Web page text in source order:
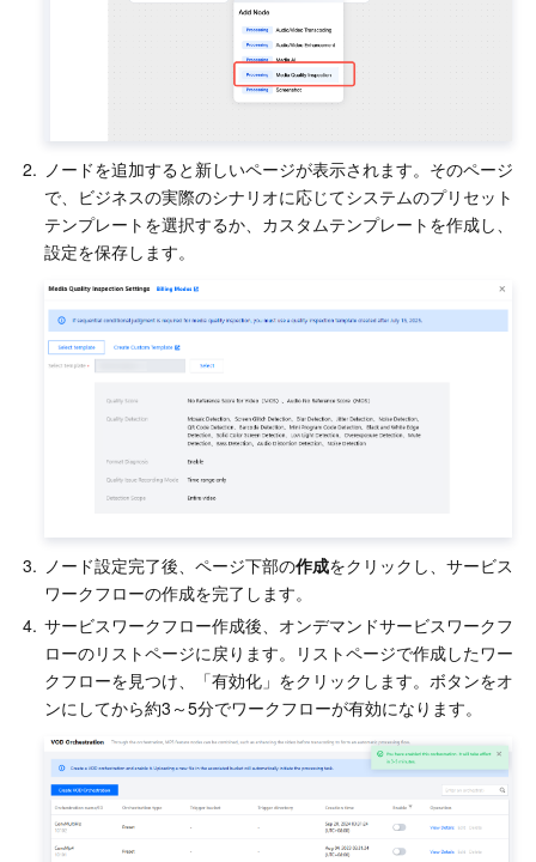
TencentDB for SQL Server
TencentDB for MongoDB
TencentDB for TcaplusDB
TencentDB for Tendis
TencentDB for CTSDB
Database Expert Service
TencentDB for DBbrain
Database Management Center
Cloud Load Balancer
Gateway Load Balancer
Cloud Connect Network
Elastic Network Interface
NAT Gateway
Flow Logs
Anycast Internet Acceleration
Bandwidth Package
VPN Connections
Private Link
Data Security Governance Center
Key Management Service
Bastion Host
Data Security Audit
ビジネスセキュリティ
Captcha
Image Moderation System
Audio Moderation System
Video Moderation System
Risk Control Engine
Anti-Cheat Expert
セキュリティサービス
Security Service Platform
Tencent Cloud Firewall
Web Application Firewall
Cloud Workload Protection Platform
Cloud Security Center
Vulnerability Scan Service
Firewall Manager
アプリケーションセキュリティ
Mobile Security
Security Token Service
ドメインとウェブサイト
Domains
Private DNS
HTTPDNS
DNSPod
Cloud DNS Resolution
エンタープライズアプリケーション
Tencent eSign
Tencent VooV Meeting
Tencent LearnShare
Tencent Cloud Enterprise Drive
ビッグデータ
Elastic MapReduce
Elasticsearch Service
Stream Compute Service
Data Lake Compute
AI 基本製品
Face Recognition
Text To Speech
Automatic Speech Recognition
AI アプリケーション製品
Tencent Cloud AI Digital Human
eKYC
AI プラットホーム製品
Tencent Cloud TI-ONE Platform
テンセントのビッグモデル
2. ノードを追加すると新しいページが表示されます。そのページ
で、ビジネスの実際のシナリオに応じてシステムのプリセット
テンプレートを選択するか、カスタムテンプレートを作成し、
設定を保存します。
3. ノード設定完了後、ページ下部の作成をクリックし、サービス
ワークフローの作成を完了します。
4. サービスワークフロー作成後、オンデマンドサービスワークフ
ローのリストページに戻ります。リストページで作成したワー
クフローを見つけ、「有効化」をクリックします。ボタンをオ
ンにしてから約3～5分でワークフローが有効になります。